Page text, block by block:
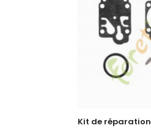
Kit de